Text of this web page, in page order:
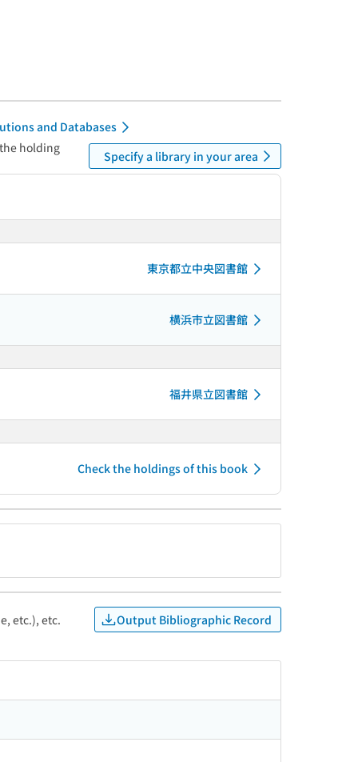
and Databases
holding
Specify a library in your area
東京都立中央図書館
横浜市立図書館
福井県立図書館
Check the holdings of this book
etc.), etc. Output Bibliographic Record